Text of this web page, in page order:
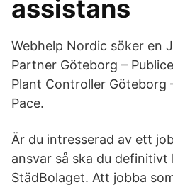
assistans
Webhelp Nordic söker en
Partner Göteborg –
Plant Controller Göteborg
Pace.
Är du intresserad av ett
ansvar så ska du definitivt
StädBolaget. Att jobba